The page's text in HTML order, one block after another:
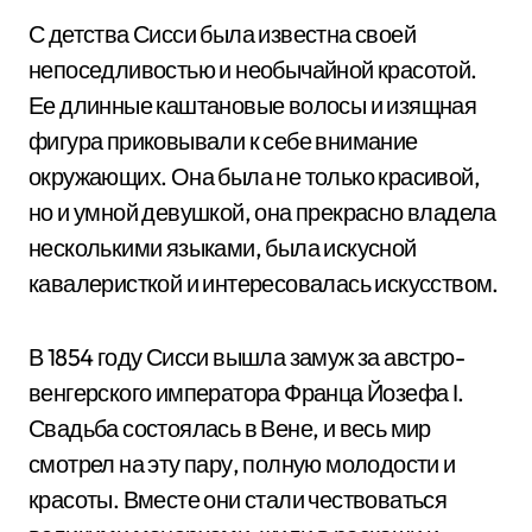
С детства Сисси была известна своей
непоседливостью и необычайной красотой.
Ее длинные каштановые волосы и изящная
фигура приковывали к себе внимание
окружающих. Она была не только красивой,
но и умной девушкой, она прекрасно владела
несколькими языками, была искусной
кавалеристкой и интересовалась искусством.
В 1854 году Сисси вышла замуж за австро-
венгерского императора Франца Йозефа I.
Свадьба состоялась в Вене, и весь мир
смотрел на эту пару, полную молодости и
красоты. Вместе они стали чествоваться